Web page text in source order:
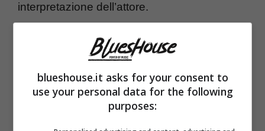
interpretazione dell’attore.
blueshouse.it asks for your consent to
use your personal data for the following
purposes: